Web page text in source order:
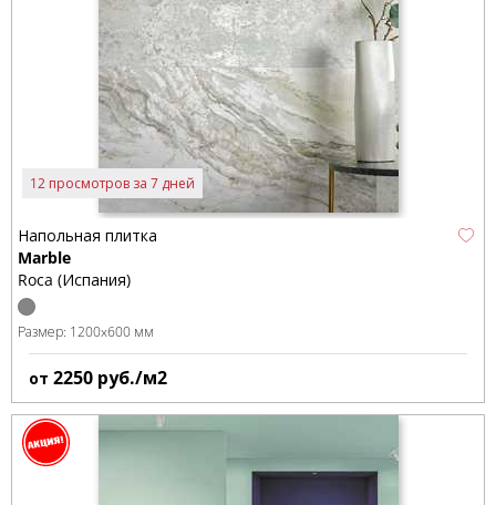
12 просмотров за 7 дней
Напольная плитка
Marble
Roca (Испания)
Размер: 1200x600 мм
от 2250 руб./м2